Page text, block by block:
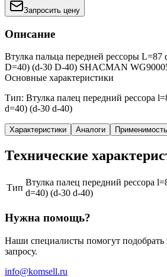
Запросить цену
Описание
Втулка пальца передней рессоры
D=40) (d-30 D-40) SHACMAN
Основные характеристики
Тип: Втулка палец передний рессора
d=40) (d-30 d-40)
Характеристики Аналоги Применимость
Технические
Тип
Втулка палец передний рессора
d=40) (d-30 d-40)
Нужна помощь?
Наши специалисты помогут подобрать
запросу.
info@komsell.ru